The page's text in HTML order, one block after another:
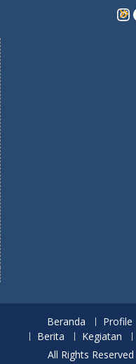
Beranda Profile
Berita
Kegiatan
All Rights